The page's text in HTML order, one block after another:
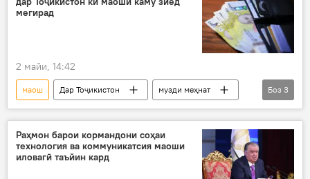
мегирад
2 майи, 14:42
маош Дар Тоҷикистон
музди меҳнат
омор
Иҷтимоъ Иқтисод
Боз 3
Раҳмон барои кормандони соҳаи
технология ва коммуникатсия маоши
иловагӣ таъйин кард